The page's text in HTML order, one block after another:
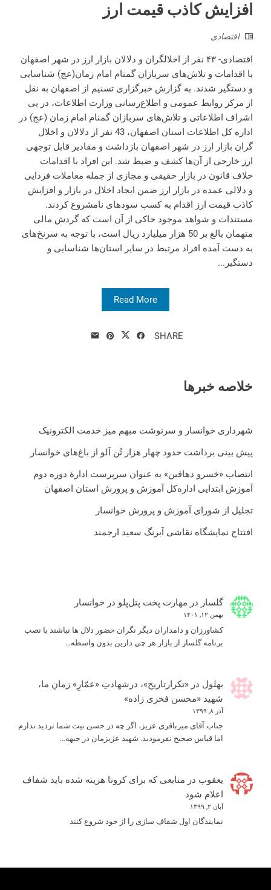
افزایش کاذب قیمت ارز ‌
اقتصادی
اقتصادی- ۴۳ نفر از اخلالگران و دلالان بازار ارز در شهر اصفهان
با اقدامات و تلاش‌های سربازان گمنام امام زمان(عج) شناسایی
و دستگیر شدند. به گزارش خبرگزاری تسنیم از اصفهان به نقل
از ‌مرکز روابط عمومی و اطلاع‌رسانی وزارت اطلاعات، در پی
اشراف اطلاعاتی و تلاش‌های سربازان گمنام امام زمان (عج) در
اداره کل اطلاعات استان اصفهان، 43 نفر از دلالان و اخلال
گران بازار ارز در شهر اصفهان بازداشت و مقادیر قابل توجهی
ارز خارجی از آن‌ها کشف و ضبط شد. این افراد با اقدامات
خلاف قانون در بازار حقیقی و مجازی از جمله معاملات فردایی
و دلالی عمده در بازار ارز ضمن ایجاد اخلال در بازار و افزایش
کاذب قیمت ارز اقدام به کسب سود‌های نامشروع کردند.
مستندات و شواهد موجود حاکی از آن است که گردش مالی
متهمان بالغ بر 50 هزار میلیارد ریال است، با توجه به سرنخ‌های
به دست آمده افراد مرتبط در سایر استان‌ها شناسایی و
دستگیر...
Read More
SHARE
خلاصه خبرها
شهرداری خوانسار و سرنوشت مبهم میز خدمت الکترونیک
پیش بینی برداشت حدود چهار هزار تُن آلو از باغ‌های خوانسار
انتصاب «خسرو دهاقین» به عنوان سرپرست ادارۀ دوره دوم
آموزش ابتدایی اداره‌کل آموزش و پرورش استان اصفهان
تجلیل از شورای آموزش و پرورش خوانسار
افتتاح نمایشگاه نقاشی آبرنگ سعید ارجمند
گلسار در مهارت پخت پتل‌پلو در خوانسار
بهمن ۱۲, ۱۴۰۱
كشاورزان و دامداران ديگر نگران حضور دلال ها نباشند با نصب
برنامه گلسار از بازار هر چي دارين بدون واسطه…
بهلول در «تکرارتاریخ»، درشهادتِ «عمّارِ» زمانِ ما،
شهید «محسن فخری زاده»
آذر ۸, ۱۳۹۹
جناب آقای میرباقری عزیز، اگر چه در حسن نیت شما تردید ندارم
اما قیاس صحیح نفرمودید. شهید عزیزمان در جبهه…
یعقوب در منابعی که برای کرونا هزینه شده باید شفاف
اعلام شود
آبان ۲, ۱۳۹۹
نمایندگان اول شفاف سازی را از خود شروع کنند